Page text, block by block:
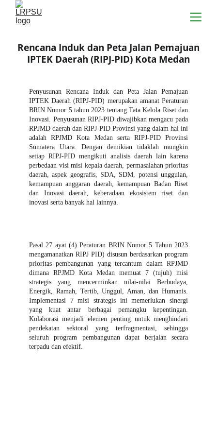
Rencana Induk dan Peta Jalan Pemajuan
IPTEK Daerah (RIPJ-PID) Kota Medan
Pasal 27 ayat (4) Peraturan BRIN Nomor 5 Tahun 2023
mengamanatkan RIPJ PID) disusun berdasarkan program
prioritas pembangunan yang tercantum dalam RPJMD
dimana RPJMD Kota Medan memuat 7 (tujuh) misi
strategis yang mencerminkan nilai-nilai Berbudaya,
Energik, Ramah, Tertib, Unggul, Aman, dan Humanis.
Implementasi 7 misi strategis ini memerlukan sinergi
yang kuat antar berbagai pemangku kepentingan.
Kolaborasi menjadi elemen penting untuk menghindari
pendekatan sektoral yang terfragmentasi, sehingga
seluruh program pembangunan dapat berjalan secara
terpadu dan efektif.
Penyusunan Rencana Induk dan Peta Jalan Pemajuan
IPTEK Daerah (RIPJ-PID) merupakan amanat Peraturan
BRIN Nomor 5 tahun 2023 tentang Tata Kelola Riset dan
Inovasi. Penyusunan RIPJ-PID diwajibkan mengacu pada
RPJMD daerah dan RIPJ-PID Provinsi yang dalam hal ini
adalah RPJMD Kota Medan serta RIPJ-PID Provinsi
Sumatera Utara. Dengan demikian tidaklah mungkin
setiap RIPJ-PID mengikuti analisis daerah lain karena
perbedaan visi misi kepala daerah, permasalahan prioritas
daerah, aspek geografis, SDA, SDM, potensi unggulan,
kemampuan anggaran daerah, kemampuan Badan Riset
dan Inovasi daerah, keberadaan ekosistem riset dan
inovasi serta banyak hal lainnya.